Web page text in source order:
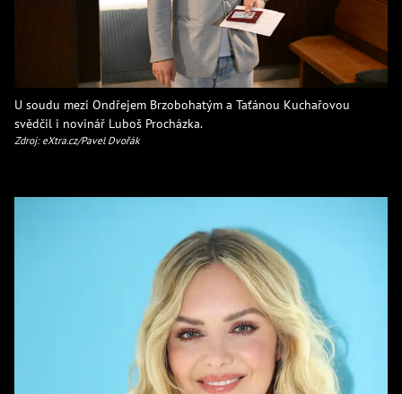
U soudu mezi Ondřejem Brzobohatým a Taťánou Kuchařovou
svědčil i novinář Luboš Procházka.
Zdroj: eXtra.cz/Pavel Dvořák